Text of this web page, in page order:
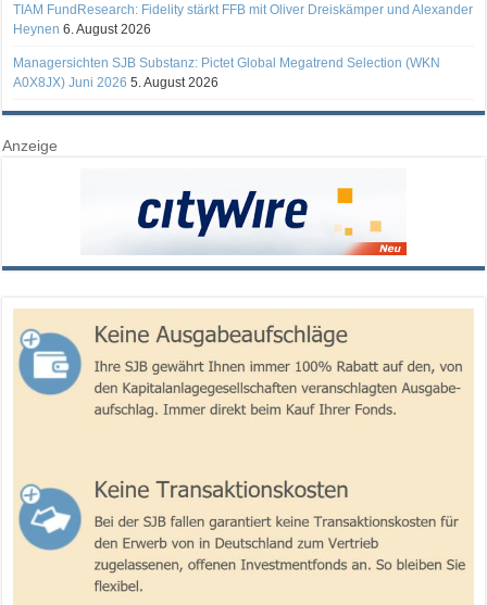
TIAM FundResearch: Fidelity stärkt FFB mit Oliver Dreiskämper und Alexander
Heynen 6. August 2026
Managersichten SJB Substanz: Pictet Global Megatrend Selection (WKN
A0X8JX) Juni 2026 5. August 2026
Anzeige